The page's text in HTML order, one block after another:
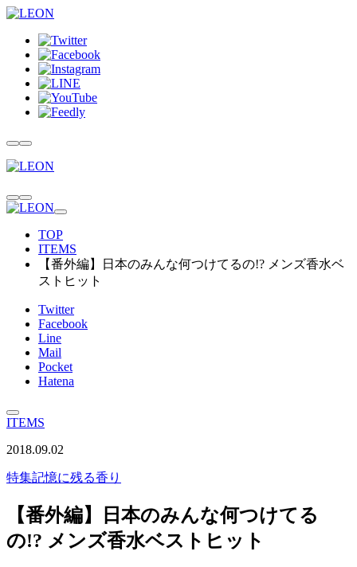
TOP
ITEMS
【番外編】日本のみんな何つけてるの!? メンズ香水ベ
ストヒット
Twitter
Facebook
Line
Mail
Pocket
Hatena
ITEMS
2018.09.02
特集記憶に残る香り
【番外編】日本のみんな何つけてる
の!? メンズ香水ベストヒット